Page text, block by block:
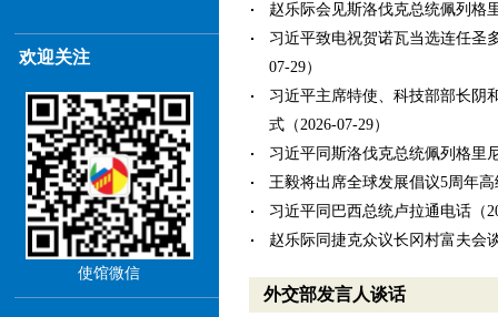
欢迎关注
使馆微信
赵乐际会见斯洛伐克总统佩列格
习近平致电祝贺诺瓦当选连任圣
07-29）
习近平主席特使、科技部部长阴
式（2026-07-29）
习近平同斯洛伐克总统佩列格里
王毅将出席全球发展倡议5周年高
习近平同巴西总统卢拉通电话（
赵乐际同捷克众议长冈村富夫会
李强致电祝贺伯纳姆就任英国首
外交部发言人谈话